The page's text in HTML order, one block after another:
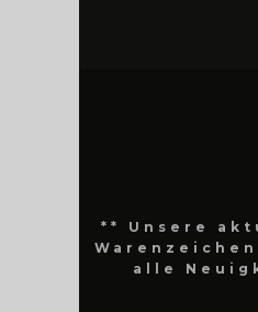
** Unsere
alle